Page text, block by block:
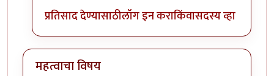
प्रतिसाद देण्यासाठीलॉग इन कराकिंवासदस्य व्हा
महत्वाचा विषय